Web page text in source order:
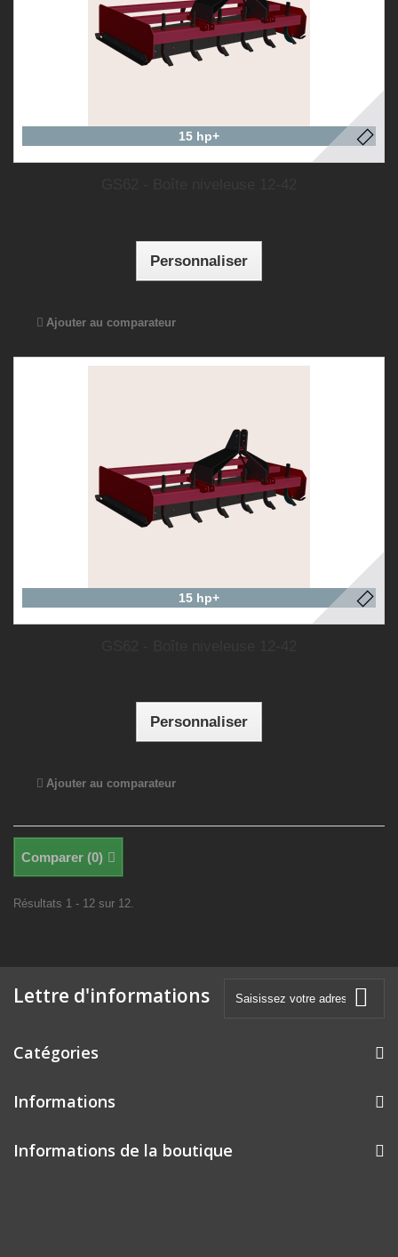
15 hp+
Personnaliser
Ajouter au comparateur
15 hp+
Personnaliser
Ajouter au comparateur
Comparer (0)
Résultats 1 - 12 sur 12.
Lettre d'informations
Catégories
Informations
Informations de la boutique